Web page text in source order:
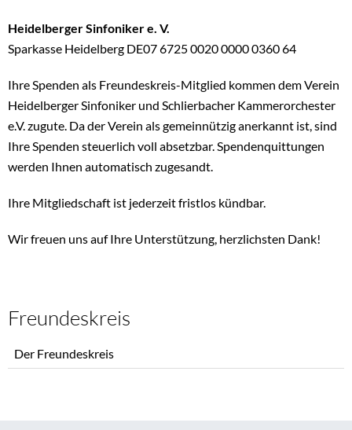
Heidelberger Sinfoniker e. V.
Sparkasse Heidelberg DE07 6725 0020 0000 0360 64
Ihre Spenden als Freundeskreis-Mitglied kommen dem Verein
Heidelberger Sinfoniker und Schlierbacher Kammerorchester
e.V. zugute. Da der Verein als gemeinnützig anerkannt ist, sind
Ihre Spenden steuerlich voll absetzbar. Spendenquittungen
werden Ihnen automatisch zugesandt.
Ihre Mitgliedschaft ist jederzeit fristlos kündbar.
Wir freuen uns auf Ihre Unterstützung, herzlichsten Dank!
Freundeskreis
überspringen
Der Freundeskreis